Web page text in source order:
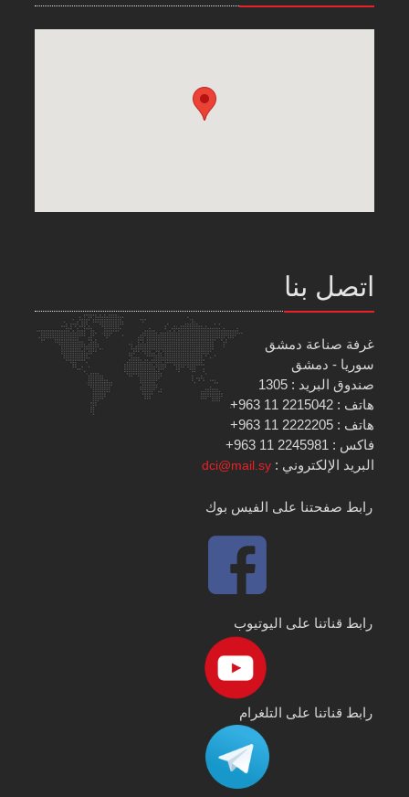
اتصل بنا
غرفة صناعة دمشق
سوريا - دمشق
صندوق البريد : 1305
هاتف : 2215042 11 963+
هاتف : 2222205 11 963+
فاكس : 2245981 11 963+
البريد الإلكتروني :dci@mail.sy
رابط صفحتنا على الفيس بوك
رابط قناتنا على اليوتيوب
رابط قناتنا على التلغرام